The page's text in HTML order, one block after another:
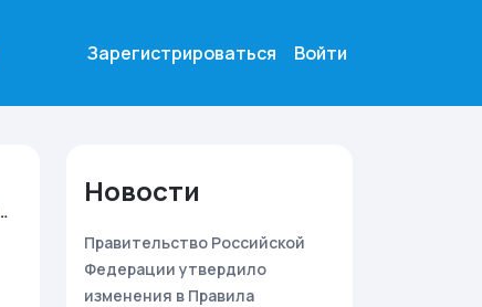
Зарегистрироваться Войти
Новости
Правительство Российской
Федерации утвердило
изменения в Правила